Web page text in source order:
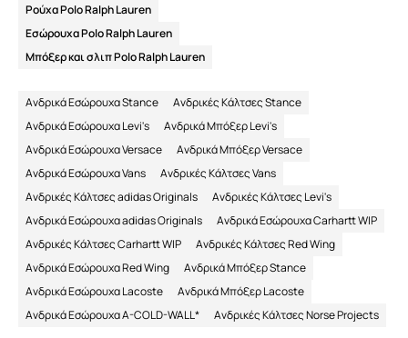
Ρούχα Polo Ralph Lauren
Εσώρουχα Polo Ralph Lauren
Μπόξερ και σλιπ Polo Ralph Lauren
Ανδρικά Εσώρουχα Stance
Ανδρικές Κάλτσες Stance
Ανδρικά Εσώρουχα Levi's
Ανδρικά Μπόξερ Levi's
Ανδρικά Εσώρουχα Versace
Ανδρικά Μπόξερ Versace
Ανδρικά Εσώρουχα Vans
Ανδρικές Κάλτσες Vans
Ανδρικές Κάλτσες adidas Originals
Ανδρικές Κάλτσες Levi's
Ανδρικά Εσώρουχα adidas Originals
Ανδρικά Εσώρουχα Carhartt WIP
Ανδρικές Κάλτσες Carhartt WIP
Ανδρικές Κάλτσες Red Wing
Ανδρικά Εσώρουχα Red Wing
Ανδρικά Μπόξερ Stance
Ανδρικά Εσώρουχα Lacoste
Ανδρικά Μπόξερ Lacoste
Ανδρικά Εσώρουχα A-COLD-WALL*
Ανδρικές Κάλτσες Norse Projects